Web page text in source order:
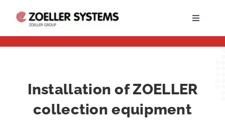
Toggle
NABÍDKA PRÁCE
Installation of ZOELLER
collection equipment